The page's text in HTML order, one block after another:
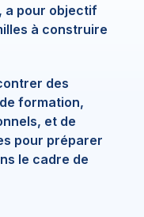
a pour objectif
à construire
des
formation,
et de
pour préparer
le cadre de